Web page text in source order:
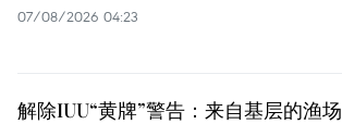
07/08/2026 04:23
解除IUU“黄牌”警告：来自基层的渔场